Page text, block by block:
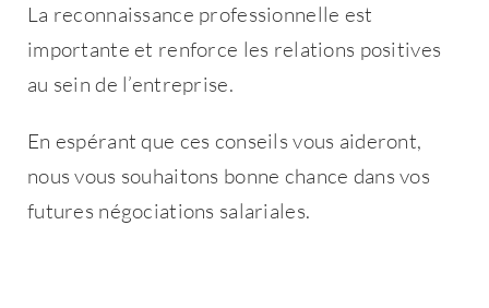
La reconnaissance professionnelle est
importante et renforce les relations positives
au sein de l’entreprise.
En espérant que ces conseils vous aideront,
nous vous souhaitons bonne chance dans vos
futures négociations salariales.